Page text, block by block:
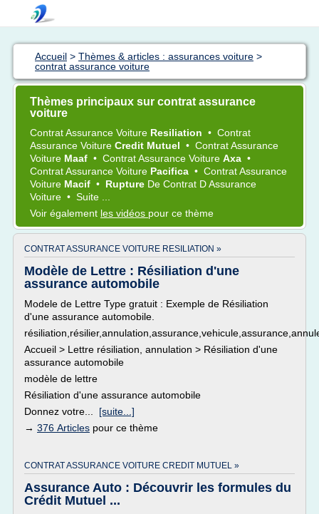
Accueil > Thèmes & articles : assurances voiture >
contrat assurance voiture
Thèmes principaux sur contrat assurance
voiture
Contrat Assurance Voiture Resiliation • Contrat
Assurance Voiture Credit Mutuel • Contrat Assurance
Voiture Maaf • Contrat Assurance Voiture Axa •
Contrat Assurance Voiture Pacifica • Contrat Assurance
Voiture Macif • Rupture De Contrat DAssurance
Voiture • Suite ...
Voir également les vidéos pour ce thème
CONTRAT ASSURANCE VOITURE RESILIATION »
Modèle de Lettre : Résiliation d'une
assurance automobile
Modele de Lettre Type gratuit : Exemple de Résiliation
d'une assurance automobile.
Accueil > Lettre résiliation, annulation > Résiliation d'une
assurance automobile
modèle de lettre
Résiliation d'une assurance automobile
Donnez votre... [suite...]
→ 376 Articles pour ce thème
CONTRAT ASSURANCE VOITURE CREDIT MUTUEL »
Assurance Auto : Découvrir les formules du
Crédit Mutuel ...